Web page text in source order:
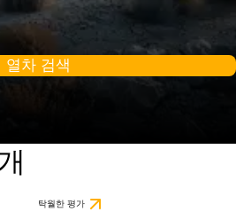
열차 검색
탁월한 평가